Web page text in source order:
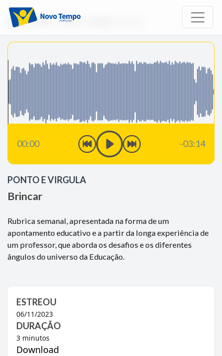
Início Rádio Ponto e Virgula
00:00 -03:14
PONTO E VIRGULA
Brincar
Rubrica semanal, apresentada na forma de um
apontamento educativo e a partir da longa experiência de
um professor, que aborda os desafios e os diferentes
ângulos do universo da Educação.
ESTREOU
06/11/2023
DURAÇÃO
3 minutos
Download